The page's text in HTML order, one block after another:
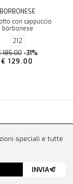
BORBONESE
con cappuccio
borbonese
212
185.00 -31%
€ 129.00
speciali e tutte
INVIA